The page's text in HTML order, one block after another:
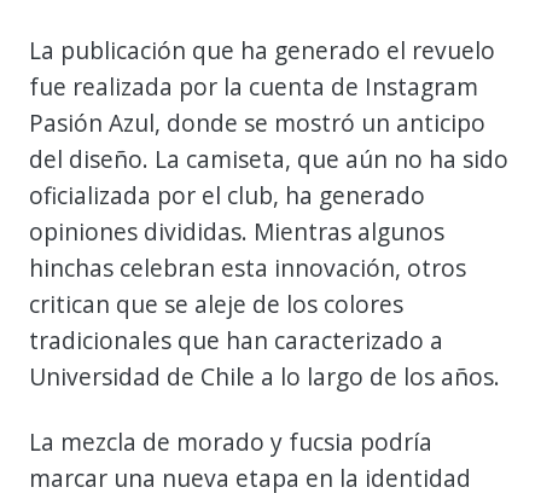
La publicación que ha generado el revuelo
fue realizada por la cuenta de Instagram
Pasión Azul, donde se mostró un anticipo
del diseño. La camiseta, que aún no ha sido
oficializada por el club, ha generado
opiniones divididas. Mientras algunos
hinchas celebran esta innovación, otros
critican que se aleje de los colores
tradicionales que han caracterizado a
Universidad de Chile a lo largo de los años.
La mezcla de morado y fucsia podría
marcar una nueva etapa en la identidad